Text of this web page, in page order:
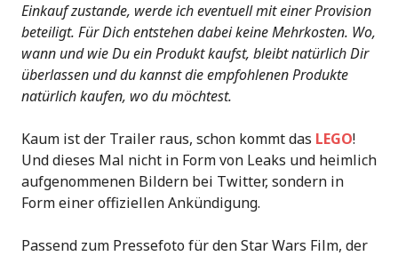
Einkauf zustande, werde ich eventuell mit einer Provision
beteiligt. Für Dich entstehen dabei keine Mehrkosten. Wo,
wann und wie Du ein Produkt kaufst, bleibt natürlich Dir
überlassen und du kannst die empfohlenen Produkte
natürlich kaufen, wo du möchtest.
Kaum ist der Trailer raus, schon kommt das LEGO!
Und dieses Mal nicht in Form von Leaks und heimlich
aufgenommenen Bildern bei Twitter, sondern in
Form einer offiziellen Ankündigung.
Passend zum Pressefoto für den Star Wars Film, der